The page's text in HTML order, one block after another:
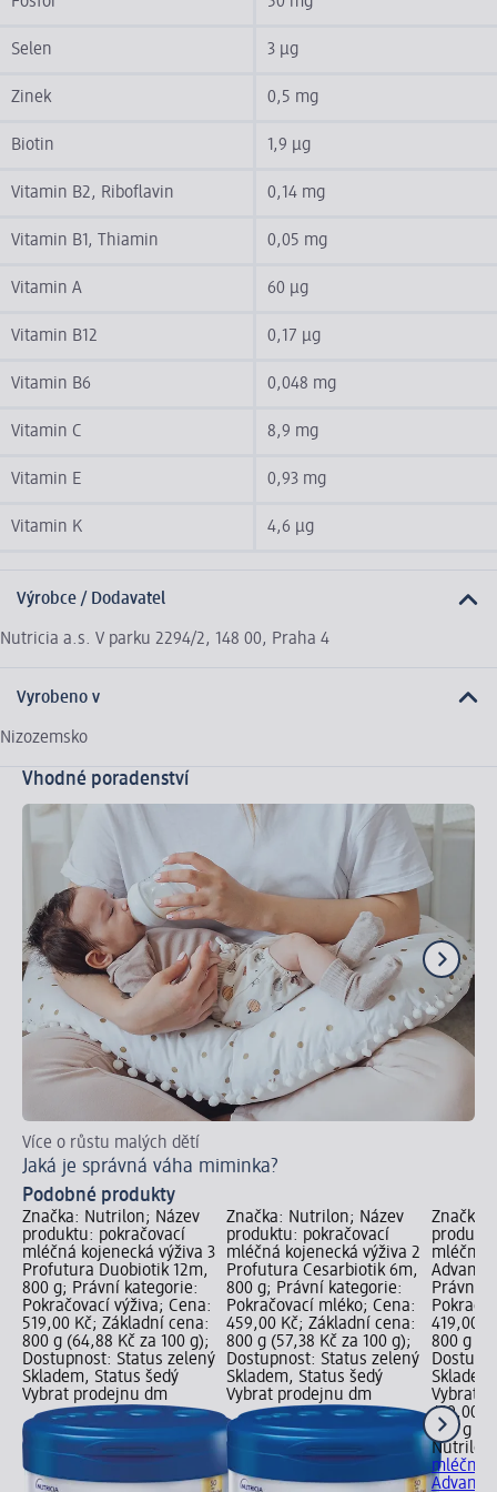
Selen 3 µg
Zinek 0,5 mg
Biotin 1,9 µg
Vitamin B2, Riboflavin 0,14 mg
Vitamin B1, Thiamin 0,05 mg
Vitamin A 60 µg
Vitamin B12 0,17 µg
Vitamin B6 0,048 mg
Vitamin C 8,9 mg
Vitamin E 0,93 mg
Vitamin K 4,6 µg
Výrobce / Dodavatel
Nutricia a.s. V parku 2294/2, 148 00, Praha 4
Vyrobeno v
Nizozemsko
Vhodné poradenství
Více o růstu malých dětí
Jaká je správná váha miminka?
Podobné produkty
Značka: Nutrilon; Název
produktu: pokračovací
mléčná kojenecká výživa 3
Profutura Duobiotik 12m,
800 g; Právní kategorie:
Pokračovací výživa; Cena:
519,00 Kč; Základní cena:
800 g (64,88 Kč za 100 g);
Dostupnost: Status zelený
Skladem, Status šedý
Vybrat prodejnu dm
Značka: Nutrilon; Název
produktu: pokračovací
mléčná kojenecká výživa 2
Profutura Cesarbiotik 6m,
800 g; Právní kategorie:
Pokračovací mléko; Cena:
459,00 Kč; Základní cena:
800 g (57,38 Kč za 100 g);
Dostupnost: Status zelený
Skladem, Status šedý
Vybrat prodejnu dm
Značka:
mléčná
Právní
419,00
800 g
Vybrat
419,00
800 g
Nutrilon
mléčná